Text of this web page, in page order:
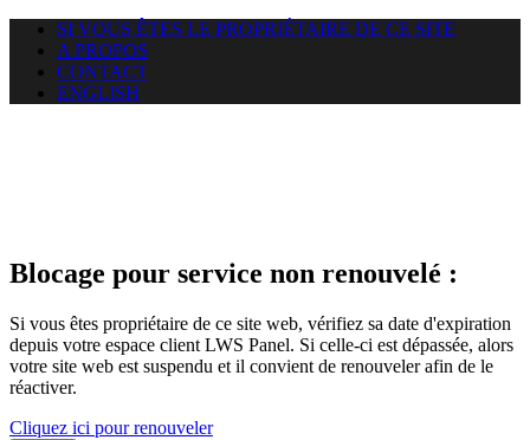
SI VOUS ÊTES LE PROPRIÉTAIRE DE CE SITE
A PROPOS
CONTACT
ENGLISH
Blocage pour service non renouvelé :
Si vous êtes propriétaire de ce site web, vérifiez sa date d'expiration
depuis votre espace client LWS Panel. Si celle-ci est dépassée, alors
votre site web est suspendu et il convient de renouveler afin de le
réactiver.
Cliquez ici pour renouveler